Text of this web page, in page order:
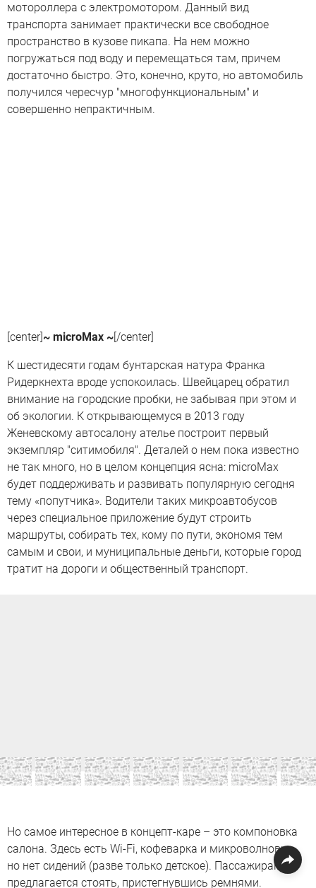
мотороллера с электромотором. Данный вид
транспорта занимает практически все свободное
пространство в кузове пикапа. На нем можно
погружаться под воду и перемещаться там, причем
достаточно быстро. Это, конечно, круто, но автомобиль
получился чересчур "многофункциональным" и
совершенно непрактичным.
[center] ~ microMax ~ [/center]
К шестидесяти годам бунтарская натура Франка
Ридеркнехта вроде успокоилась. Швейцарец обратил
внимание на городские пробки, не забывая при этом и
об экологии. К открывающемуся в 2013 году
Женевскому автосалону ателье построит первый
экземпляр "ситимобиля". Деталей о нем пока известно
не так много, но в целом концепция ясна: microMax
будет поддерживать и развивать популярную сегодня
тему «попутчика». Водители таких микроавтобусов
через специальное приложение будут строить
маршруты, собирать тех, кому по пути, экономя тем
самым и свои, и муниципальные деньги, которые город
тратит на дороги и общественный транспорт.
Но самое интересное в концепт-каре – это компоновка
салона. Здесь есть Wi-Fi, кофеварка и микроволновка,
но нет сидений (разве только детское). Пассажирам
предлагается стоять, пристегнувшись ремнями.